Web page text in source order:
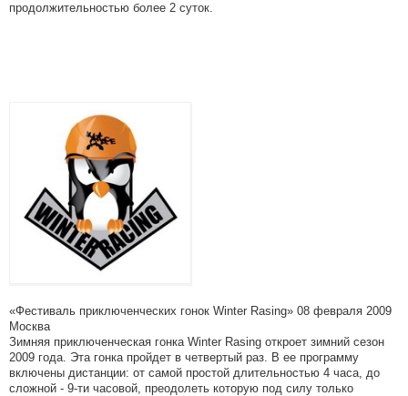
продолжительностью более 2 суток.
«Фестиваль приключенческих гонок Winter Rasing» 08 февраля 2009
Москва
Зимняя приключенческая гонка Winter Rasing откроет зимний сезон
2009 года. Эта гонка пройдет в четвертый раз. В ее программу
включены дистанции: от самой простой длительностью 4 часа, до
сложной - 9-ти часовой, преодолеть которую под силу только